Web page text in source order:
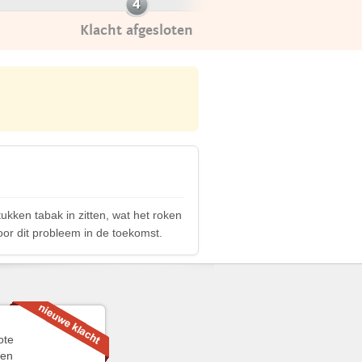
Klacht afgesloten
tabak in zitten, wat het roken
dit probleem in de toekomst.